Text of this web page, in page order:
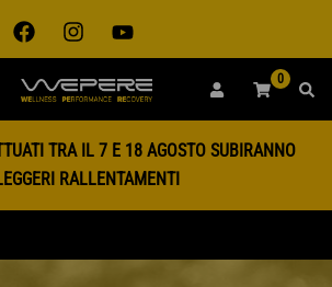
0
TRA IL 7 E 18 AGOSTO SUBIRANNO
RALLENTAMENTI